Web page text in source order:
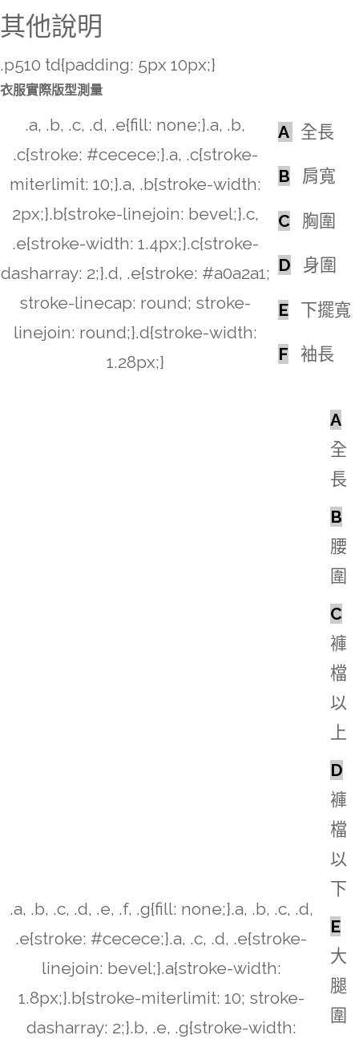
其他說明
.p510 td{padding: 5px 10px;}
衣服實際版型測量
.a, .b, .c, .d, .e{fill: none;}.a, .b,
.c{stroke: #cecece;}.a, .c{stroke-
miterlimit: 10;}.a, .b{stroke-width:
2px;}.b{stroke-linejoin: bevel;}.c,
.e{stroke-width: 1.4px;}.c{stroke-
dasharray: 2;}.d, .e{stroke: #a0a2a1;
stroke-linecap: round; stroke-
linejoin: round;}.d{stroke-width:
1.28px;}
A 全長
B 肩寬
C 胸圍
D 身圍
E 下擺寬
F 袖長
.a, .b, .c, .d, .e, .f, .g{fill: none;}.a, .b, .c, .d,
.e{stroke: #cecece;}.a, .c, .d, .e{stroke-
linejoin: bevel;}.a{stroke-width:
1.8px;}.b{stroke-miterlimit: 10; stroke-
dasharray: 2;}.b, .e, .g{stroke-width:
A
全
長
B
腰
圍
C
褲
檔
以
上
D
褲
檔
以
下
E
大
腿
圍